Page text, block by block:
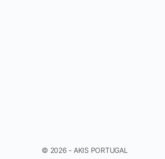
© 2026 - AKIS PORTUGAL